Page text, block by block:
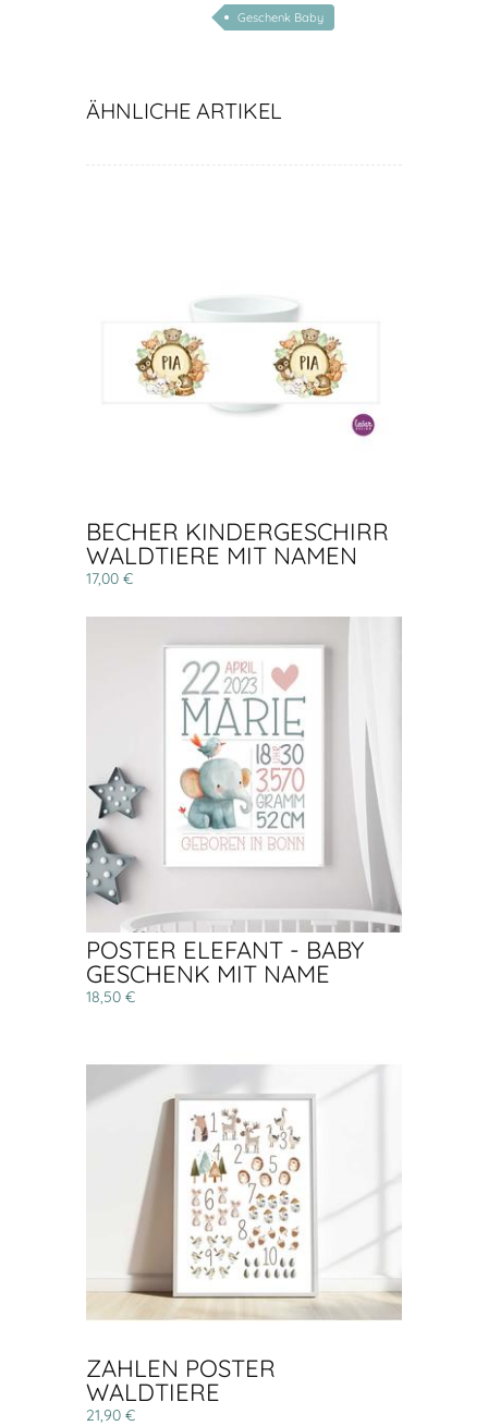
Geschenk Baby
ÄHNLICHE ARTIKEL
BECHER KINDERGESCHIRR
WALDTIERE MIT NAMEN
17,00 €
POSTER ELEFANT - BABY
GESCHENK MIT NAME
18,50 €
ZAHLEN POSTER
WALDTIERE
21,90 €